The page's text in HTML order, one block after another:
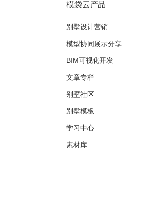
模袋云产品
别墅设计营销
模型协同展示分享
BIM可视化开发
文章专栏
别墅社区
别墅模板
学习中心
素材库